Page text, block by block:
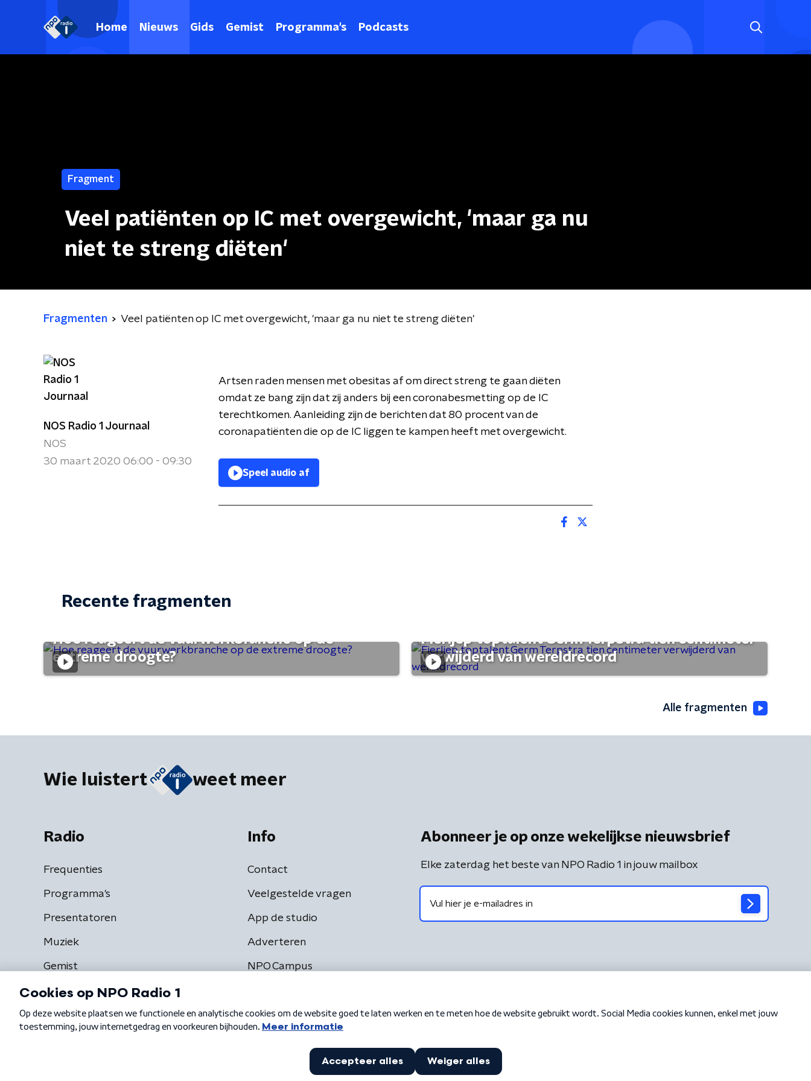
Home Nieuws Gids Gemist Programma's Podcasts
Fragment
Veel patiënten op IC met overgewicht, 'maar ga nu
niet te streng diëten'
Fragmenten Veel patiënten op IC met overgewicht, 'maar ga nu niet te streng diëten'
NOS Radio 1 Journaal
NOS
30 maart 2020 06:00 - 09:30
Artsen raden mensen met obesitas af om direct streng te gaan diëten
omdat ze bang zijn dat zij anders bij een coronabesmetting op de IC
terechtkomen. Aanleiding zijn de berichten dat 80 procent van de
coronapatiënten die op de IC liggen te kampen heeft met overgewicht.
Speel audio af
Recente fragmenten
Hoe reageert de vuurwerkbranche op de
extreme droogte?
Fierljep toptalent Germ Terpstra tien centimeter
verwijderd van wereldrecord
Alle fragmenten
Wie luistert weet meer
Radio
Frequenties
Programma's
Presentatoren
Muziek
Gemist
Info
Contact
Veelgestelde vragen
App de studio
Adverteren
NPO Campus
Abonneer je op onze wekelijkse nieuwsbrief
Elke zaterdag het beste van NPO Radio 1 in jouw mailbox
Algemene voorwaarden Privacybeleid